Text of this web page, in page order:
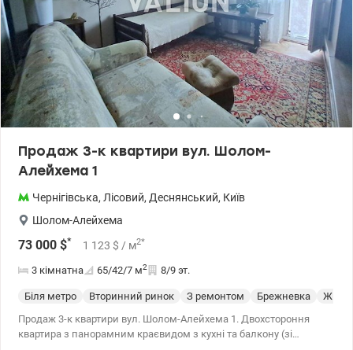
Продаж 3-к квартири вул. Шолом-
Алейхема 1
Чернігівська, Лісовий, Деснянський, Київ
Шолом-Алейхема
73 000 $* 1 123 $ / м2*
3 кімнатна 65/42/7 м2 8/9 эт.
Біля метро Вторинний ринок З ремонтом Брежневка
Продаж 3-к квартири вул. Шолом-Алейхема 1. Двохстороння
квартира з панорамним краєвидом з кухні та балкону (зі